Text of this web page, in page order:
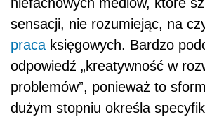
sensacji, nie rozumiejąc, na
praca księgowych. Bardzo
odpowiedź „kreatywność w
problemów”, ponieważ to
dużym stopniu określa